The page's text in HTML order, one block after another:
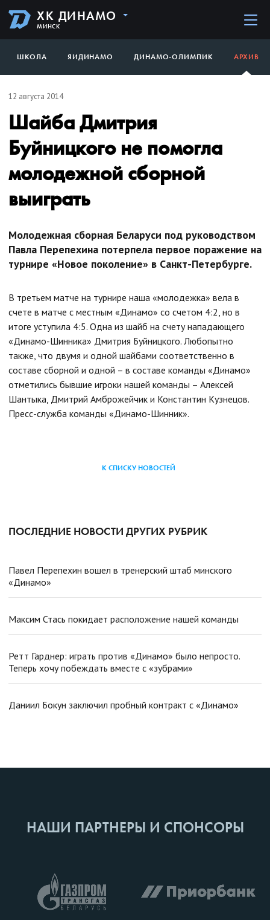
ХК ДИНАМО
МИНСК
ШКОЛА ЯИДИНАМО ДИНАМО-ОЛИМПИК АРХИВ
12 августа 2014
Шайба Дмитрия
Буйницкого не помогла
молодежной сборной
выиграть
Молодежная сборная Беларуси под руководством
Павла Перепехина потерпела первое поражение на
турнире «Новое поколение» в Санкт-Петербурге.
В третьем матче на турнире наша «молодежка» вела в
счете в матче с местным «Динамо» со счетом 4:2, но в
итоге уступила 4:5. Одна из шайб на счету нападающего
«Динамо-Шинника» Дмитрия Буйницкого. Любопытно
также, что двумя и одной шайбами соответственно в
составе сборной и одной – в составе команды «Динамо»
отметились бывшие игроки нашей команды – Алексей
Шантыка, Дмитрий Амброжейчик и Константин Кузнецов.
Пресс-служба команды «Динамо-Шинник».
К СПИСКУ НОВОСТЕЙ
ПОСЛЕДНИЕ НОВОСТИ ДРУГИХ РУБРИК
Павел Перепехин вошел в тренерский штаб минского
«Динамо»
Максим Стась покидает расположение нашей команды
Ретт Гарднер: играть против «Динамо» было непросто.
Теперь хочу побеждать вместе с «зубрами»
Даниил Бокун заключил пробный контракт с «Динамо»
НАШИ ПАРТНЕРЫ И СПОНСОРЫ